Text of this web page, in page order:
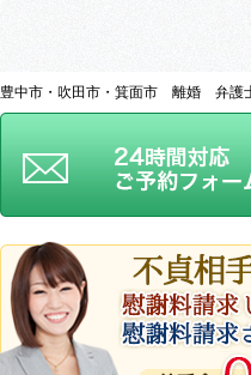
豊中市・吹田市・箕面市 離婚 弁護